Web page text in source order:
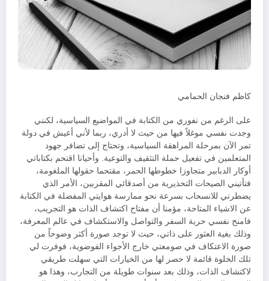
كاظم فنجان الحمامي
على الرغم من نفوري من الكتابة في المواضيع السياسية، لكنني
وجدت نفسي موغلاً فيها من حيث لا أدري، ربما لأني أعيش في دولة
تمر الآن بمرحلة المراهقة السياسية، وتحتاج إلى تضافر جهود
المتعلمين في تفعيل حملة التثقيف والتوعية. وأحيانا اقتحم بكتاباتي
أوكار الدبابير متجاوزا خطوطها الحمر، مقتحما حقولها الملغومة،
فتأتيني الصيحات التحذيرية من أصدقائي المقربين، الأمر الذي
يضطرني للانسحاب بسرعة نحو ممارسة هوايتي المفضلة في الكتابة
عن الاشياء المتاحة، مؤمنا أن مفتاح اكتشاف الذات هو التجريب،
فامنح نفسي حرية السفر والتواصل والاستكشاف في عالم المعرفة،
وذلك بغية العثور على ذاتي، حيث لا توجد صورة أكثر وضوحاً من
صورة الاعتكاف في صومعتي خارج الأجواء الفوضوية، فوفرت لي
تلك الخلوة قائمة لا حصر لها من الخيارات التي سهلت طريقي
لاكتشاف الذات، وذلك بعد سنوات طويلة من التجارب، وهذا هو